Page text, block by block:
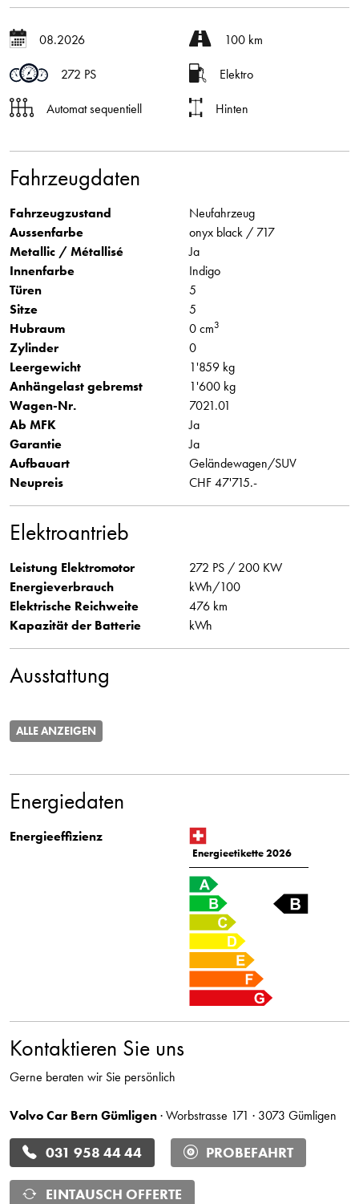
08.2026 100 km
272 PS Elektro
Automat sequentiell Hinten
Fahrzeugdaten
Fahrzeugzustand
Neufahrzeug
Aussenfarbe
onyx black / 717
Metallic / Métallisé
Ja
Innenfarbe
Indigo
Türen
5
Sitze
5
Hubraum
0 cm3
Zylinder
0
Leergewicht
1'859 kg
Anhängelast gebremst
1'600 kg
Wagen-Nr.
7021.01
Ab MFK
Ja
Garantie
Ja
Aufbauart
Geländewagen/SUV
Neupreis
CHF 47'715.-
Elektroantrieb
Leistung Elektromotor
272 PS / 200 KW
Energieverbrauch
kWh/100
Elektrische Reichweite
476 km
Kapazität der Batterie
kWh
Ausstattung
ALLE ANZEIGEN
Energiedaten
Energieeffizienz
Energieetikette 2026
Kontaktieren Sie uns
Gerne beraten wir Sie persönlich
Volvo Car Bern Gümligen· Worbstrasse 171 · 3073 Gümligen
031 958 44 44 PROBEFAHRT
EINTAUSCH OFFERTE